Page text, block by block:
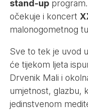
stand-up
očekuje i koncert
malonogometnog
Sve to tek je uvod
će tijekom ljeta
Drvenik Mali i
umjetnost, glazbu,
jedinstvenom